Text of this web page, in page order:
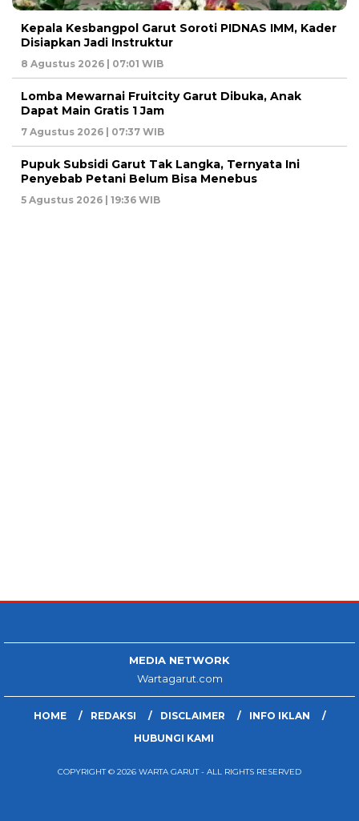
Kepala Kesbangpol Garut Soroti PIDNAS IMM, Kader
Disiapkan Jadi Instruktur
8 Agustus 2026 | 07:01 WIB
Lomba Mewarnai Fruitcity Garut Dibuka, Anak
Dapat Main Gratis 1 Jam
7 Agustus 2026 | 07:37 WIB
Pupuk Subsidi Garut Tak Langka, Ternyata Ini
Penyebab Petani Belum Bisa Menebus
5 Agustus 2026 | 19:36 WIB
MEDIA NETWORK
Wartagarut.com
HOME REDAKSI DISCLAIMER
INFO IKLAN
HUBUNGI KAMI
COPYRIGHT © 2026 WARTA GARUT - ALL RIGHTS RESERVED